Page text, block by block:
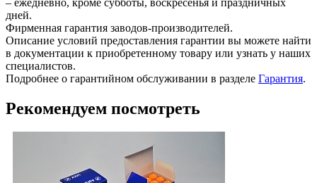
дней.
Фирменная гарантия заводов-производителей.
Описание условий предоставления гарантии вы можете найти
в документации к приобретенному товару или узнать у наших
специалистов.
Подробнее о гарантийном обслуживании в разделе Гарантия.
Рекомендуем посмотреть